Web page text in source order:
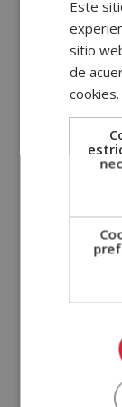
Tu
Email
¿Has olvidado
de mixers.
¿Quieres
La
a HIP
deberéis
enviar un
Recordad
perfil
completos
innovación
Este
sitio
de
cookies.